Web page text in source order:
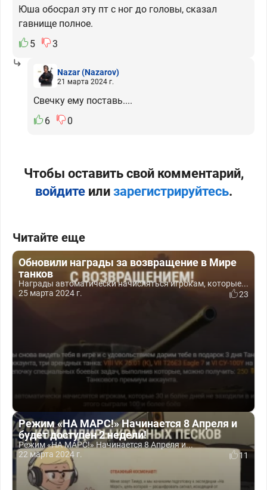
Юша обосрал эту пт с ног до головы, сказал
гавнище полное.
5
3
Nazar(Nazarov)
21 марта 2024 г.
Свечку ему поставь....
6
0
Чтобы оставить свой комментарий,
войдитеили зарегистрируйтесь.
Читайте еще
Обновили награды за возвращение в Мире
танков
Награды автоматически начисляться игрокам, которые...
25 марта 2024 г.
23
Режим «НА МАРС!» Начинается 8 Апреля и
будет доступен 2 недели!
Режим «НА МАРС!» Начинается 8 Апреля и...
22 марта 2024 г.
11